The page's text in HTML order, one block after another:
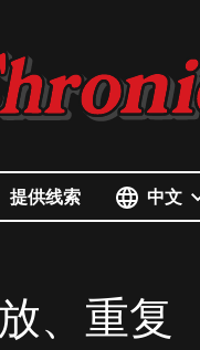
提供线索 中文
、重复